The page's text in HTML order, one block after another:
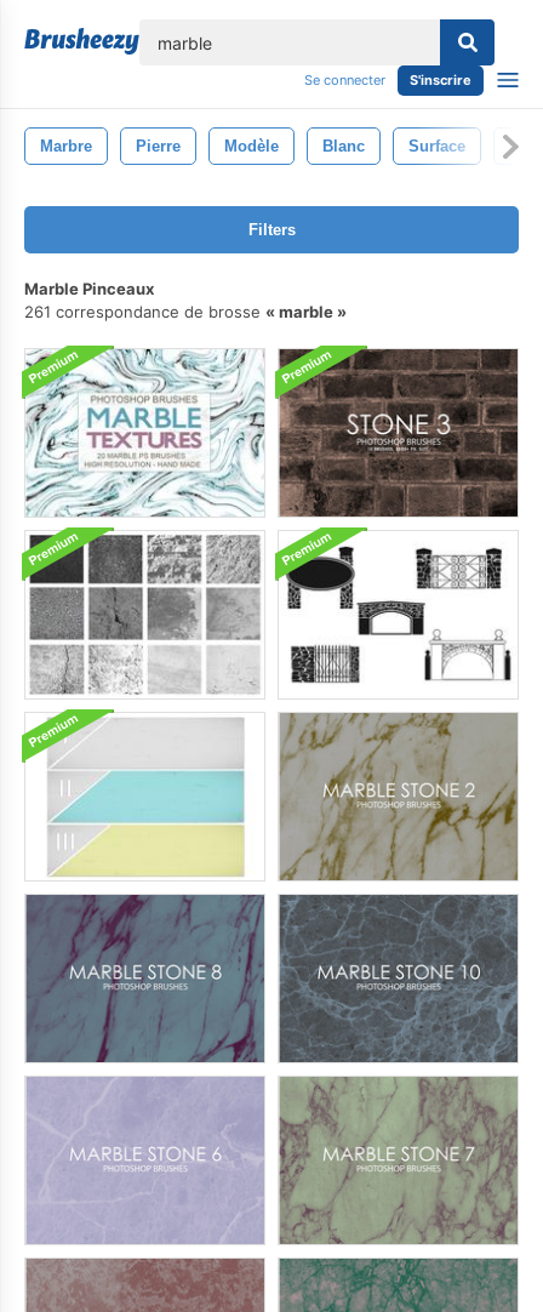
Se connecter S'inscrire
Marbre Pierre Modèle Blanc Surface
Filters
Marble Pinceaux
261 correspondance de brosse
marble